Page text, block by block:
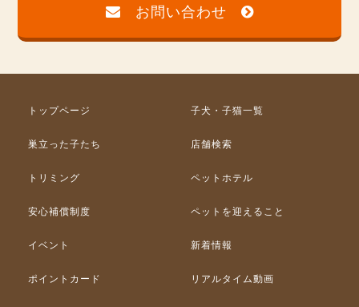
お問い合わせ
トップページ 子犬・子猫一覧
巣立った子たち 店舗検索
トリミング ペットホテル
安心補償制度 ペットを迎えること
イベント 新着情報
ポイントカード リアルタイム動画